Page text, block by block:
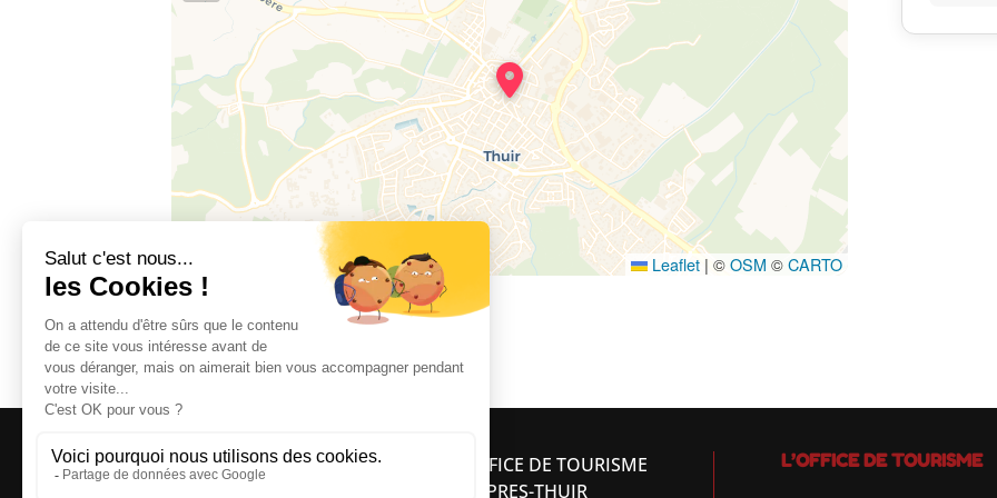
Leaflet | ©OSM ©CARTO
OFFICE DE TOURISME
ASPRES-THUIR
L’OFFICE DE TOURISME